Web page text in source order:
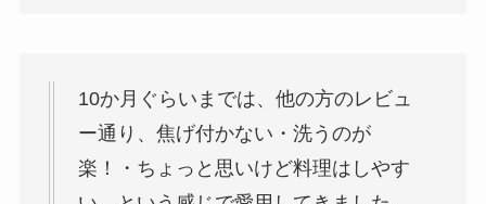
10か月ぐらいまでは、他の方のレビュ
ー通り、焦げ付かない・洗うのが
楽！・ちょっと思いけど料理はしやす